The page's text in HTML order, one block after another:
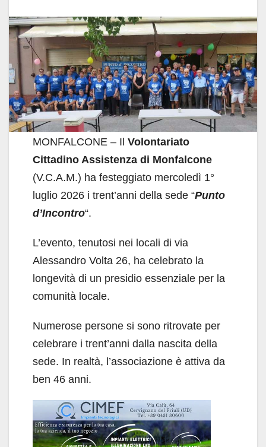
c
e
b
o
o
k
at
s
A
p
p
k
e
dI
n
ail n
di
vi
di
MONFALCONE – Il Volontariato
Cittadino Assistenza di Monfalcone
(V.C.A.M.) ha festeggiato mercoledì 1°
luglio 2026 i trent’anni della sede “Punto
d’Incontro“.
L’evento, tenutosi nei locali di via
Alessandro Volta 26, ha celebrato la
longevità di un presidio essenziale per la
comunità locale.
Numerose persone si sono ritrovate per
celebrare i trent’anni dalla nascita della
sede. In realtà, l’associazione è attiva da
ben 46 anni.